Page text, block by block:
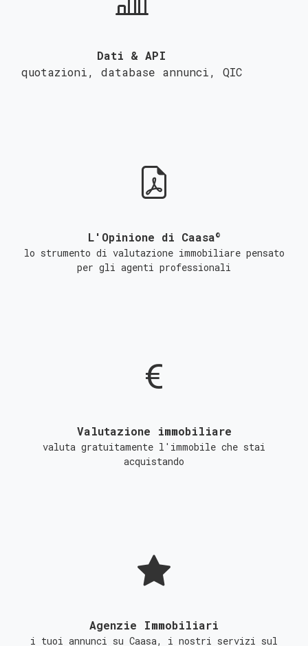
Dati & API
quotazioni, database annunci, QIC
L'Opinione di Caasa©
lo strumento di valutazione immobiliare pensato
per gli agenti professionali
Valutazione immobiliare
valuta gratuitamente l'immobile che stai
acquistando
Agenzie Immobiliari
i tuoi annunci su Caasa, i nostri servizi sul